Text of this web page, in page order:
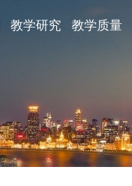
教学研究 教学质量